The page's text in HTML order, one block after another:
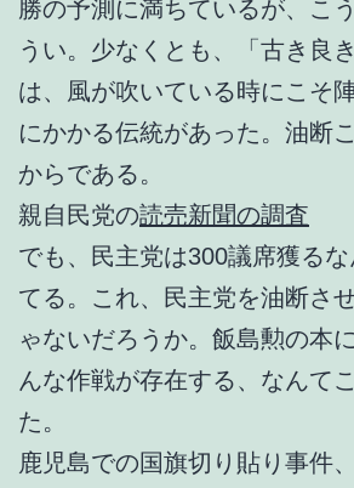
勝の予測に満ちているが、こ
うい。少なくとも、「古き良
は、風が吹いている時にこそ
にかかる伝統があった。油断
からである。
親自民党の読売新聞の調査
でも、民主党は300議席獲る
てる。これ、民主党を油断さ
ゃないだろうか。飯島勲の本
んな作戦が存在する、なんて
た。
鹿児島での国旗切り貼り事件